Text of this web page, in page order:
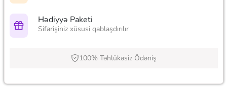
Hədiyyə Paketi
Sifarişiniz xüsusi qablaşdırılır
100% Təhlükəsiz Ödəniş